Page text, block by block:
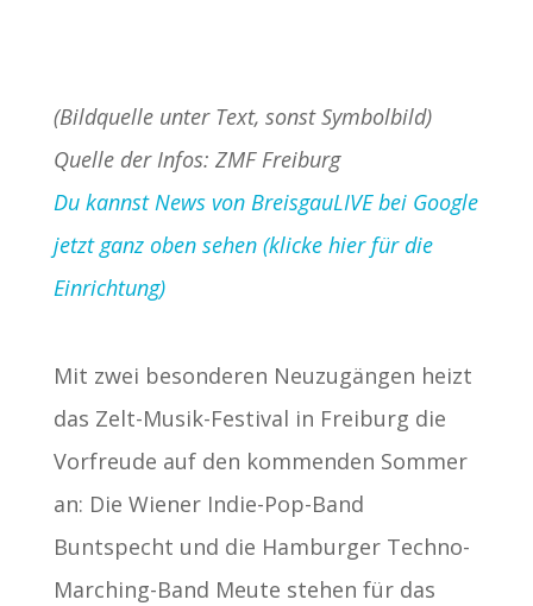
(Bildquelle unter Text, sonst Symbolbild)
Quelle der Infos: ZMF Freiburg
Du kannst News von BreisgauLIVE bei Google
jetzt ganz oben sehen (klicke hier für die
Einrichtung)
Mit zwei besonderen Neuzugängen heizt
das Zelt-Musik-Festival in Freiburg die
Vorfreude auf den kommenden Sommer
an: Die Wiener Indie-Pop-Band
Buntspecht und die Hamburger Techno-
Marching-Band Meute stehen für das